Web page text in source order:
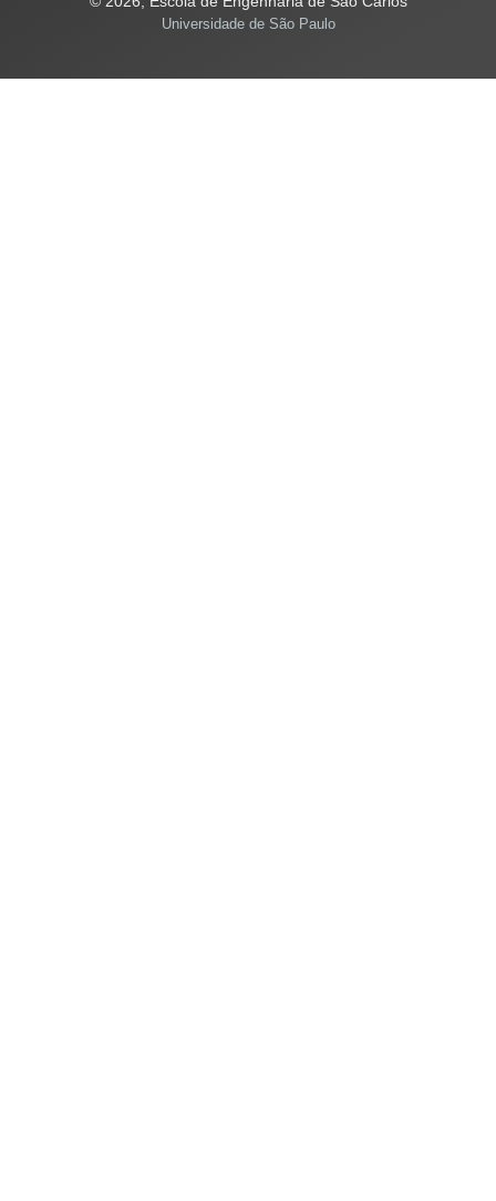
Universidade de São Paulo